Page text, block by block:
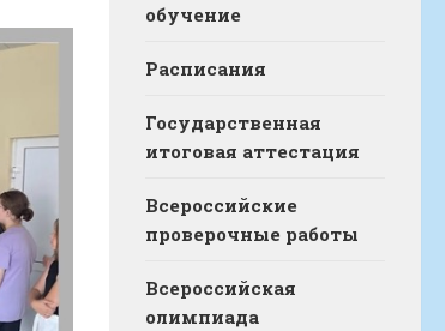
обучение
Расписания
Государственная
итоговая аттестация
Всероссийские
проверочные работы
Всероссийская
олимпиада